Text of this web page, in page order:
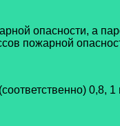
опасности, а
пожарной
0,8, 1